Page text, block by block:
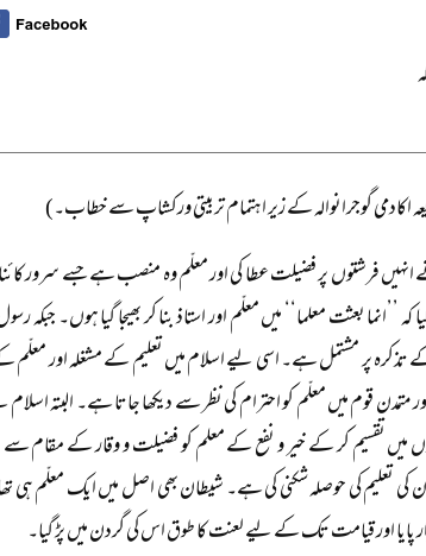
انہیں فرشتوں پر فضیلت عطا کی اور معلّم وہ منصب ہے جسے سرور
’’انما بعثت معلما‘‘ میں معلّم اور استاذ بنا کر بھیجا گیا ہوں۔ جبکہ
تذکرہ پر مشتمل ہے۔ اسی لیے اسلام میں تعلیم کے مشغلہ اور
قوم میں معلّم کو احترام کی نظر سے دیکھا جاتا ہے۔ البتہ
میں تقسیم کر کے خیر و نفع کے معلم کو فضیلت و وقار کے مقام سے
کی حوصلہ شکنی کی ہے۔ شیطان بھی اصل میں ایک معلّم ہی
پایا اور قیامت تک کے لیے لعنت کا طوق اس کی گردن میں پڑ گیا۔